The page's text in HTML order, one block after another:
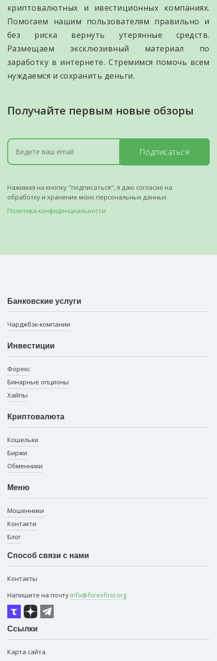
криптовалютных и ивестиционных компаниях.
Помогаем нашим пользователям правильно и
без риска вернуть утерянные средств.
Размещаем эксклюзивный материал по
заработку в интернете. Стремимся помочь всем
нуждаемся и сохранить деньги.
Получайте первым новые обзоры
Подписаться
Нажимая на кнопку "подписаться", я даю согласие на
обработку и хранение моих персональных данных
Политика конфиденциальности
Банковские услуги
Чарджбэк-компании
Инвестиции
Форекс
Бинарные опционы
Хайпы
Криптовалюта
Кошельки
Биржи
Обменники
Меню
Мошенники
Контакти
Блог
Способ связи с нами
Контакты
Напишите на почту info@forexfirst.org
Ссылки
Карта сайта